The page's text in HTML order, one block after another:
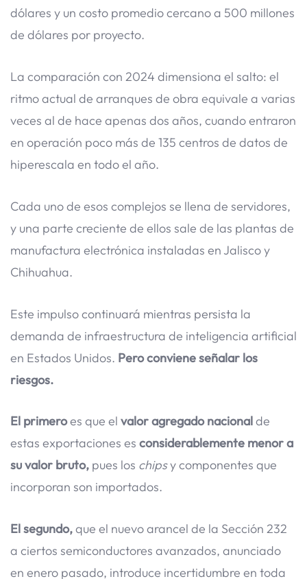
dólares y un costo promedio cercano a 500 millones
de dólares por proyecto.
La comparación con 2024 dimensiona el salto: el
ritmo actual de arranques de obra equivale a varias
veces al de hace apenas dos años, cuando entraron
en operación poco más de 135 centros de datos de
hiperescala en todo el año.
Cada uno de esos complejos se llena de servidores,
y una parte creciente de ellos sale de las plantas de
manufactura electrónica instaladas en Jalisco y
Chihuahua.
Este impulso continuará mientras persista la
demanda de infraestructura de inteligencia artificial
en Estados Unidos. Pero conviene señalar los
riesgos.
El primeroes que el valor agregado nacionalde
estas exportaciones es considerablemente menor a
su valor bruto, pues los chipsy componentes que
incorporan son importados.
El segundo,que el nuevo arancel de la Sección 232
a ciertos semiconductores avanzados, anunciado
en enero pasado, introduce incertidumbre en toda